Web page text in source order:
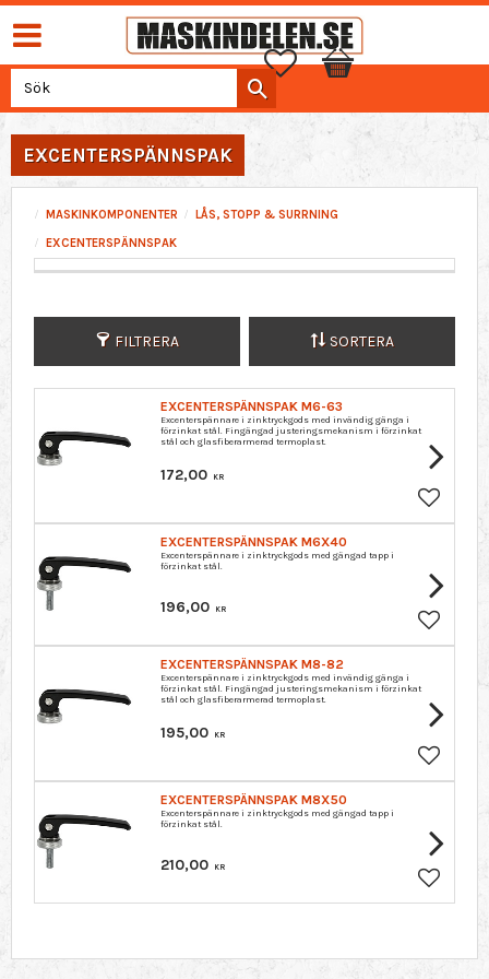
Favoriter
Kundvagn
EXCENTERSPÄNNSPAK
MASKINKOMPONENTER
LÅS, STOPP & SURRNING
EXCENTERSPÄNNSPAK
FILTRERA SORTERA
EXCENTERSPÄNNSPAK M6-63
Excenterspännare i zinktryckgods med invändig gänga i
förzinkat stål. Fingängad justeringsmekanism i förzinkat
stål och glasfiberarmerad termoplast.
172,00 KR
Lägg till
EXCENTERSPÄNNSPAK M6X40
Excenterspännare i zinktryckgods med gängad tapp i
förzinkat stål.
196,00 KR
Lägg till
EXCENTERSPÄNNSPAK M8-82
Excenterspännare i zinktryckgods med invändig gänga i
förzinkat stål. Fingängad justeringsmekanism i förzinkat
stål och glasfiberarmerad termoplast.
195,00 KR
Lägg till
EXCENTERSPÄNNSPAK M8X50
Excenterspännare i zinktryckgods med gängad tapp i
förzinkat stål.
210,00 KR
Lägg till